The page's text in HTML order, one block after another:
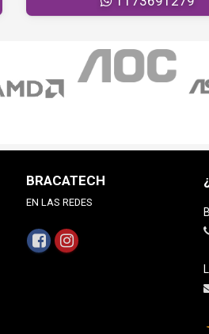
BRACATECH
EN LAS REDES